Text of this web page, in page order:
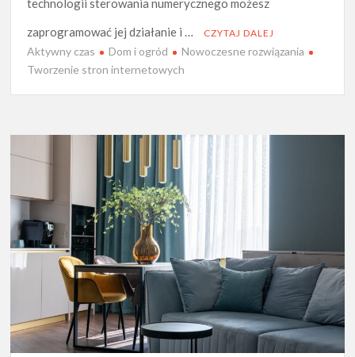
technologii sterowania numerycznego możesz
zaprogramować jej działanie i …
CZYTAJ DALEJ
Aktywny czas Dom i ogród
Nowoczesne rozwiązania
Tworzenie stron internetowych